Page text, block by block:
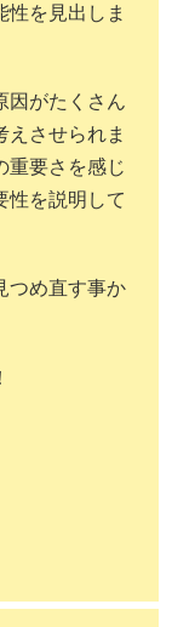
性を見出しま
因がたくさん
えさせられま
重要さを感じ
性を説明して
つめ直す事か